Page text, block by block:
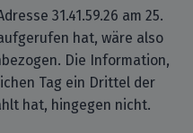
31.41.59.26 am 25.
hat, wäre also
Die Information,
Tag ein Drittel der
hat, hingegen nicht.